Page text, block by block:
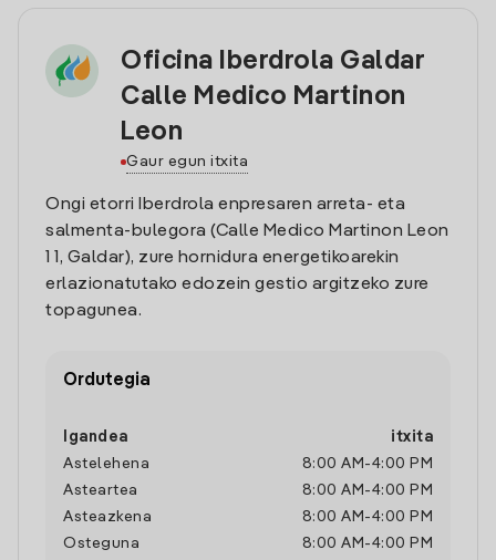
Oficina Iberdrola Galdar
Calle Medico Martinon
Leon
Gaur egun itxita
Ongi etorri Iberdrola enpresaren arreta- eta
salmenta-bulegora (Calle Medico Martinon Leon
1 1, Galdar), zure hornidura energetikoarekin
erlazionatutako edozein gestio argitzeko zure
topagunea.
Ordutegia
Igandea
itxita
Astelehena
8:00 AM -4:00 PM
Asteartea
8:00 AM -4:00 PM
Asteazkena
8:00 AM -4:00 PM
Osteguna
8:00 AM -4:00 PM